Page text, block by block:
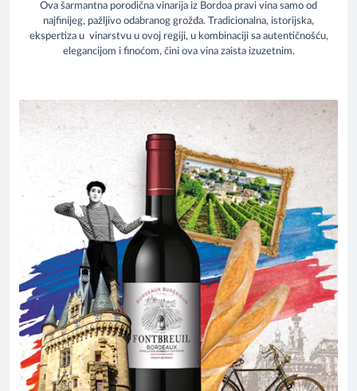
Ova šarmantna porodična vinarija iz Bordoa pravi vina samo od
najfinijeg, pažljivo odabranog grožđa. Tradicionalna, istorijska,
ekspertiza u vinarstvu u ovoj regiji, u kombinaciji sa autentičnošću,
elegancijom i finoćom, čini ova vina zaista izuzetnim.